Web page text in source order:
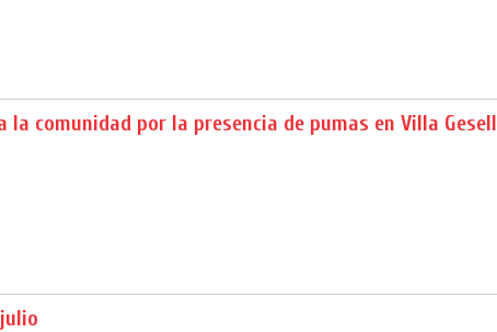
la comunidad por la presencia de pumas en Villa Gesell